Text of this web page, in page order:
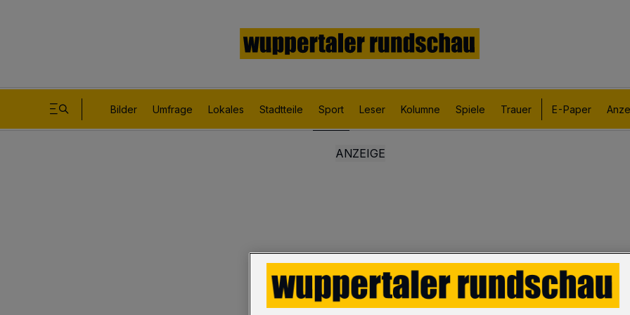
Bilder Umfrage Lokales Stadtteile Sport Leser Kolumne Spiele Trauer E-Paper